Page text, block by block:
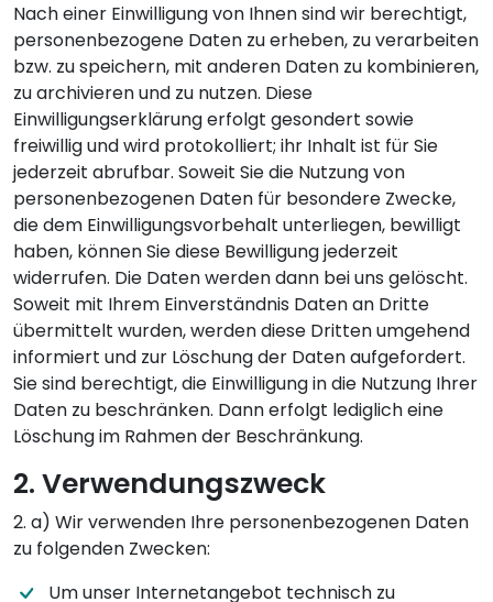
Nach einer Einwilligung von Ihnen sind wir berechtigt,
personenbezogene Daten zu erheben, zu verarbeiten
bzw. zu speichern, mit anderen Daten zu kombinieren,
zu archivieren und zu nutzen. Diese
Einwilligungserklärung erfolgt gesondert sowie
freiwillig und wird protokolliert; ihr Inhalt ist für Sie
jederzeit abrufbar. Soweit Sie die Nutzung von
personenbezogenen Daten für besondere Zwecke,
die dem Einwilligungsvorbehalt unterliegen, bewilligt
haben, können Sie diese Bewilligung jederzeit
widerrufen. Die Daten werden dann bei uns gelöscht.
Soweit mit Ihrem Einverständnis Daten an Dritte
übermittelt wurden, werden diese Dritten umgehend
informiert und zur Löschung der Daten aufgefordert.
Sie sind berechtigt, die Einwilligung in die Nutzung Ihrer
Daten zu beschränken. Dann erfolgt lediglich eine
Löschung im Rahmen der Beschränkung.
2. Verwendungszweck
2. a) Wir verwenden Ihre personenbezogenen Daten
zu folgenden Zwecken:
Um unser Internetangebot technisch zu